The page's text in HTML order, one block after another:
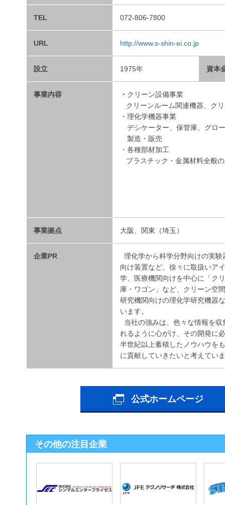
TEL 072-806-7800
URL http://www.s-shin-ei.co.jp
設立 1975年 資本
事業内容 ・ クリーン設備事業
クリーンルーム関連機器、ク
・理化学機器事業
デシケーター、保管庫、グロ
製造・販売
・各種部材加工
プラスチック・金属材料全般
事業拠点 大阪、関東（埼玉）
企業PR
理化学から科学分野向けの実
向け装置など、徐々に取扱いア
学、医療機関向けを中心に「ク
庫・ワゴン」など、クリーン空
研究機関向けの理化学研究機器
います。
当社の強みは、色々な情報を
れるように心がけ、その開発に
半世紀以上蓄積したノウハウを
に貢献していきたいと考えてい
公式ホームページ
その他の注目企業